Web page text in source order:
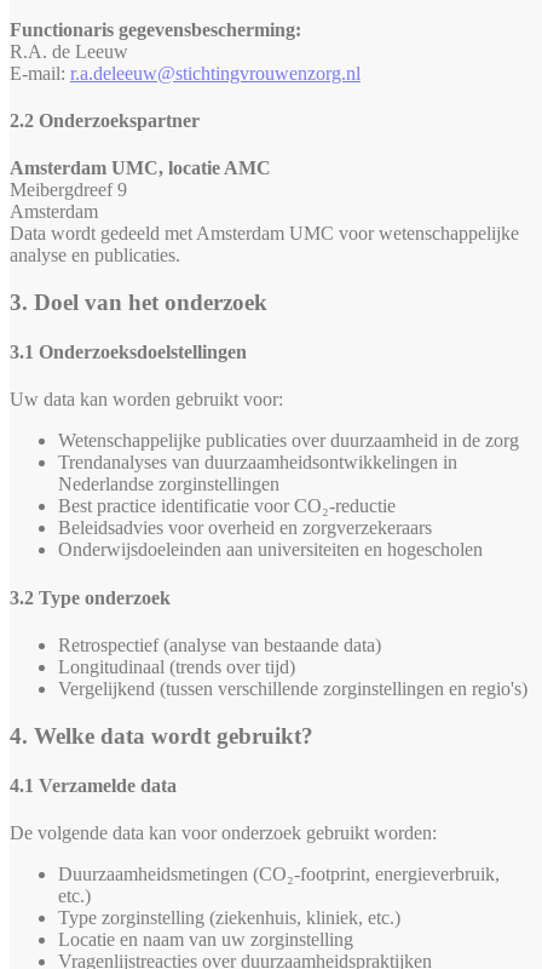
Functionaris gegevensbescherming:
R.A. de Leeuw
E-mail: r.a.deleeuw@stichtingvrouwenzorg.nl
2.2 Onderzoekspartner
Amsterdam UMC, locatie AMC
Meibergdreef 9
Amsterdam
Data wordt gedeeld met Amsterdam UMC voor wetenschappelijke
analyse en publicaties.
3. Doel van het onderzoek
3.1 Onderzoeksdoelstellingen
Uw data kan worden gebruikt voor:
Wetenschappelijke publicaties over duurzaamheid in de zorg
Trendanalyses van duurzaamheidsontwikkelingen in
Nederlandse zorginstellingen
Best practice identificatie voor CO₂-reductie
Beleidsadvies voor overheid en zorgverzekeraars
Onderwijsdoeleinden aan universiteiten en hogescholen
3.2 Type onderzoek
Retrospectief (analyse van bestaande data)
Longitudinaal (trends over tijd)
Vergelijkend (tussen verschillende zorginstellingen en regio's)
4. Welke data wordt gebruikt?
4.1 Verzamelde data
De volgende data kan voor onderzoek gebruikt worden:
Duurzaamheidsmetingen (CO₂-footprint, energieverbruik,
etc.)
Type zorginstelling (ziekenhuis, kliniek, etc.)
Locatie en naam van uw zorginstelling
Vragenlijstreacties over duurzaamheidspraktijken